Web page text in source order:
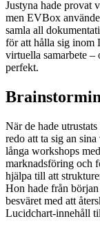
Justyna hade provat
men EVBox
samla all
för att hålla sig inom
virtuella samarbete –
perfekt.
När de hade
redo att ta sig an
långa workshops
marknadsföring och
hjälpa till att
Hon hade från
besväret med att
Lucidchart-innehåll